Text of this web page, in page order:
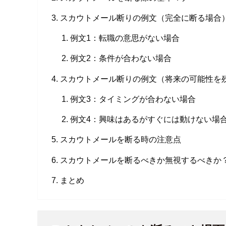
スカウトメール断りの例文（完全に断る場合）
例文1：転職の意思がない場合
例文2：条件が合わない場合
スカウトメール断りの例文（将来の可能性を
例文3：タイミングが合わない場合
例文4：興味はあるがすぐには動けない場
スカウトメールを断る時の注意点
スカウトメールを断るべきか無視するべきか
まとめ